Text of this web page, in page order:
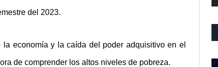
del 2023.
economía y la caída del poder adquisitivo en el
de comprender los altos niveles de pobreza.